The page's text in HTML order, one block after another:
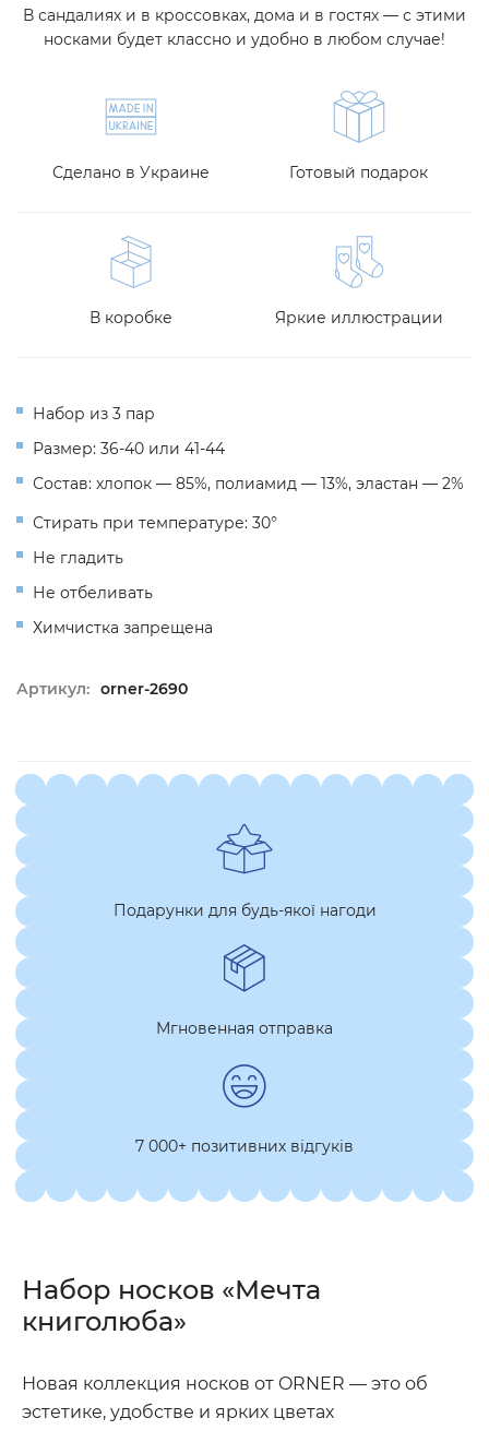
В сандалиях и в кроссовках, дома и в гостях — с этими
носками будет классно и удобно в любом случае!
Сделано в Украине Готовый подарок
В коробке Яркие иллюстрации
Набор из 3 пар
Размер: 36-40 или 41-44
Состав: хлопок — 85%, полиамид — 13%, эластан — 2%
Стирать при температуре: 30°
Не гладить
Не отбеливать
Химчистка запрещена
Артикул: orner-2690
Подарунки для будь-якої нагоди
Мгновенная отправка
7 000+ позитивних відгуків
Набор носков «Мечта
книголюба»
Новая коллекция носков от ORNER — это об
эстетике, удобстве и ярких цветах